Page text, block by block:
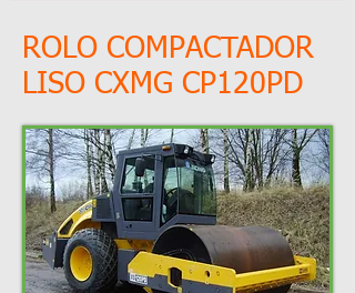
ROLO COMPACTADOR
LISO CXMG CP120PD